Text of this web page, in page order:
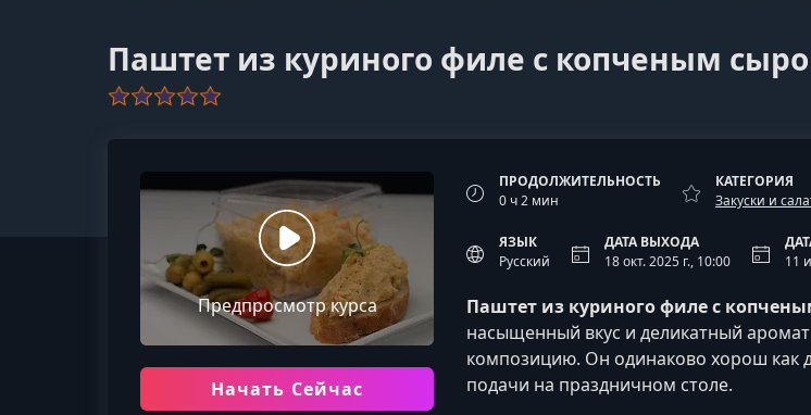
Паштет из куриного филе с копченым
Предпросмотр курса
Начать Сейчас
ПРОДОЛЖИТЕЛЬНОСТЬ
0 ч 2 мин
КАТЕГОРИЯ
Закуски и
ЯЗЫК
Русский
ДАТА ВЫХОДА
18 окт. 2025 г., 10:00
11
Паштет из куриного филе с
насыщенный вкус и деликатный
композицию. Он одинаково хорош как
подачи на праздничном столе.